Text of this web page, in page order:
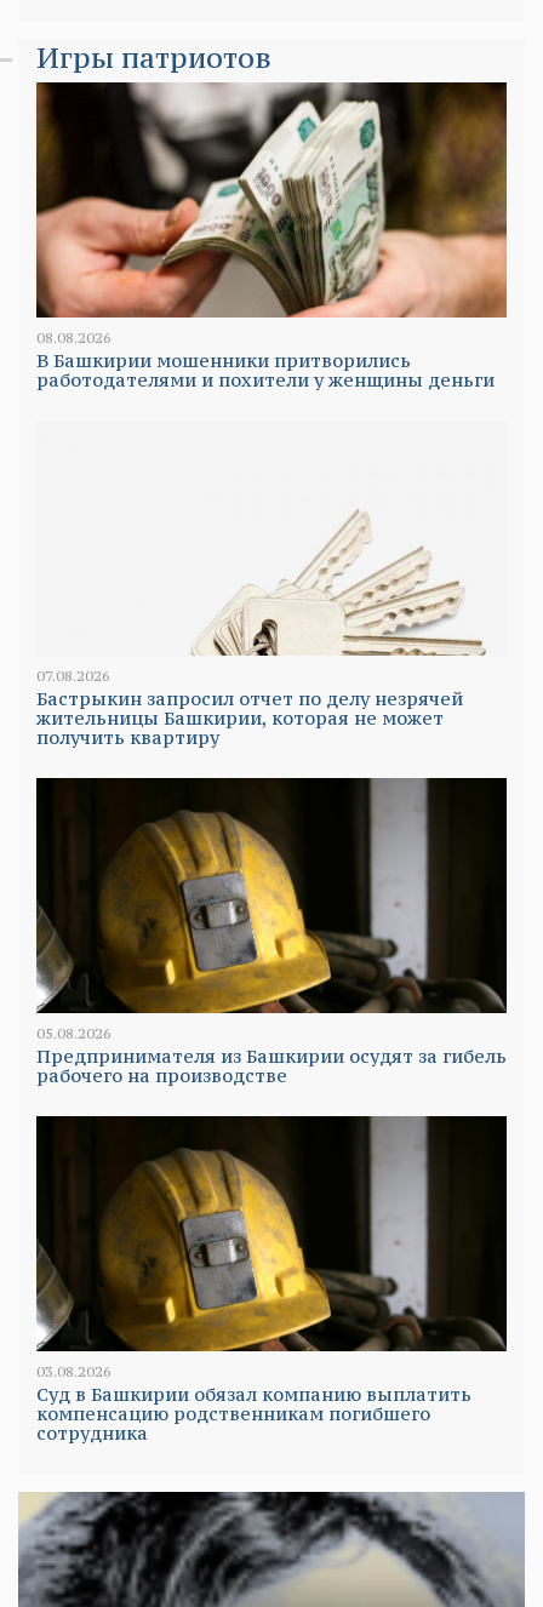
Игры патриотов
08.08.2026
В Башкирии мошенники притворились
работодателями и похители у женщины деньги
07.08.2026
Бастрыкин запросил отчет по делу незрячей
жительницы Башкирии, которая не может
получить квартиру
05.08.2026
Предпринимателя из Башкирии осудят за гибель
рабочего на производстве
03.08.2026
Суд в Башкирии обязал компанию выплатить
компенсацию родственникам погибшего
сотрудника